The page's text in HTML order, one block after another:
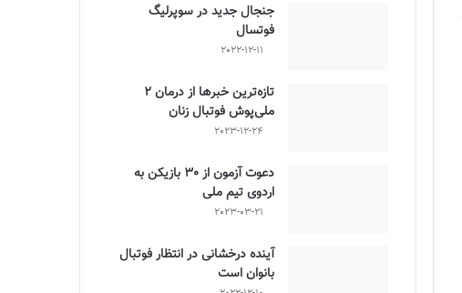
جنجال جدید در سوپرلیگ
فوتسال
2022-12-11
تازه‌ترین خبرها از درمان ۲
ملی‌پوش فوتبال زنان
2023-12-24
دعوت آزمون از 30 بازیکن به
اردوی تیم ملی
2023-03-21
آینده درخشانی در انتظار فوتبال
بانوان است